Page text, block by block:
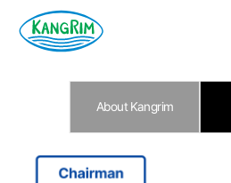
본문 바로가기
About Kangrim